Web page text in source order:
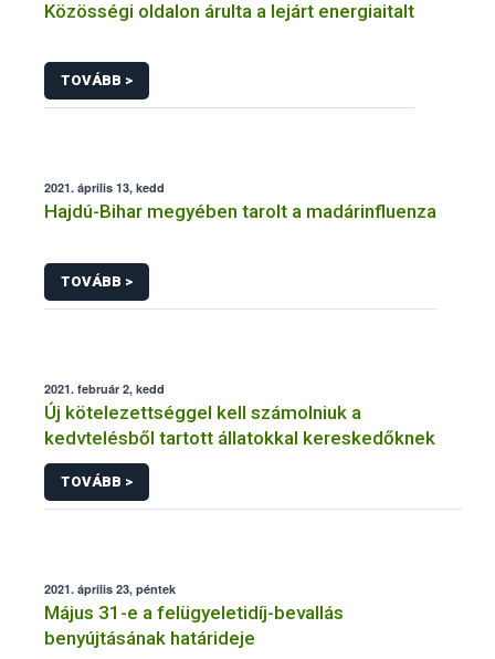
Közösségi oldalon árulta a lejárt energiaitalt
TOVÁBB >
2021. április 13, kedd
Hajdú-Bihar megyében tarolt a madárinfluenza
TOVÁBB >
2021. február 2, kedd
Új kötelezettséggel kell számolniuk a
kedvtelésből tartott állatokkal kereskedőknek
TOVÁBB >
2021. április 23, péntek
Május 31-e a felügyeletidíj-bevallás
benyújtásának határideje